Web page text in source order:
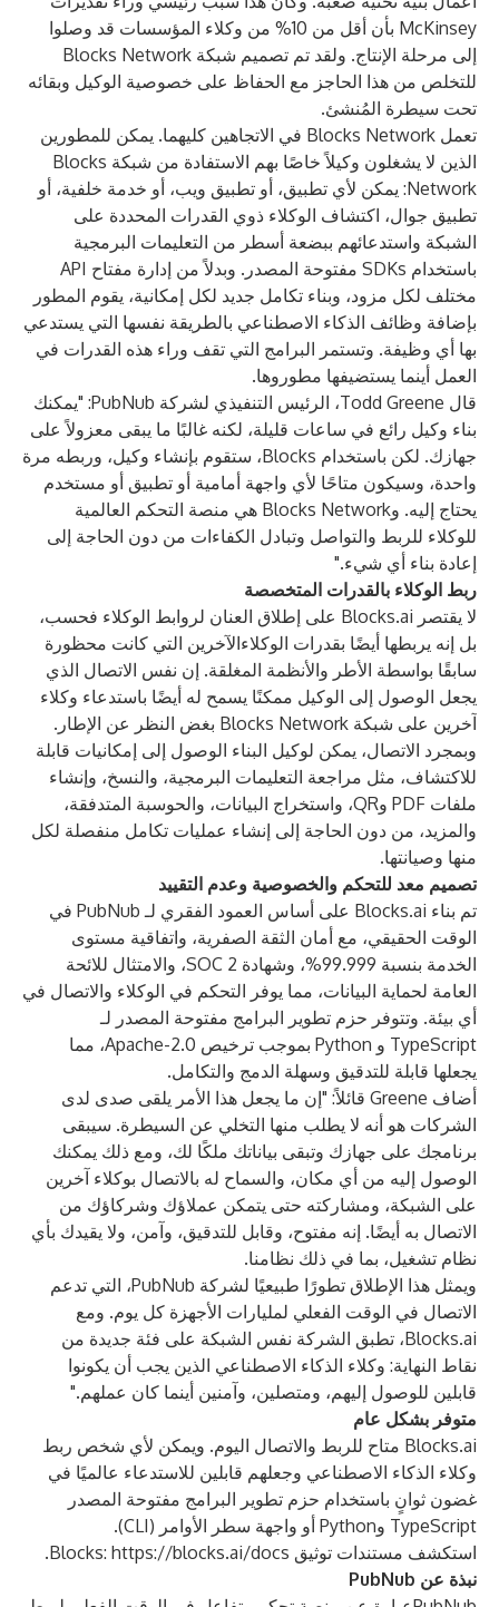
McKinsey بأن أقل من 10% من وكلاء المؤسسات قد وصلوا
إلى مرحلة الإنتاج. ولقد تم تصميم شبكة Blocks Network
للتخلص من هذا الحاجز مع الحفاظ على خصوصية الوكيل وبقائه
تحت سيطرة المُنشئ.
تعمل Blocks Network في الاتجاهين كليهما. يمكن للمطورين
الذين لا يشغلون وكيلاً خاصًا بهم الاستفادة من شبكة Blocks
Network: يمكن لأي تطبيق، أو تطبيق ويب، أو خدمة خلفية، أو
تطبيق جوال، اكتشاف الوكلاء ذوي القدرات المحددة على
الشبكة واستدعائهم ببضعة أسطر من التعليمات البرمجية
باستخدام SDKs مفتوحة المصدر. وبدلاً من إدارة مفتاح API
مختلف لكل مزود، وبناء تكامل جديد لكل إمكانية، يقوم المطور
بإضافة وظائف الذكاء الاصطناعي بالطريقة نفسها التي يستدعي
بها أي وظيفة. وتستمر البرامج التي تقف وراء هذه القدرات في
العمل أينما يستضيفها مطوروها.
قال Todd Greene، الرئيس التنفيذي لشركة PubNub: "يمكنك
بناء وكيل رائع في ساعات قليلة، لكنه غالبًا ما يبقى معزولاً على
جهازك. لكن باستخدام Blocks، ستقوم بإنشاء وكيل، وربطه مرة
واحدة، وسيكون متاحًا لأي واجهة أمامية أو تطبيق أو مستخدم
يحتاج إليه. وBlocks Network هي منصة التحكم العالمية
للوكلاء للربط والتواصل وتبادل الكفاءات من دون الحاجة إلى
إعادة بناء أي شيء."
ربط الوكلاء بالقدرات المتخصصة
لا يقتصر Blocks.ai على إطلاق العنان لروابط الوكلاء فحسب،
بل إنه يربطها أيضًا بقدرات الوكلاءالآخرين التي كانت محظورة
سابقًا بواسطة الأطر والأنظمة المغلقة. إن نفس الاتصال الذي
يجعل الوصول إلى الوكيل ممكنًا يسمح له أيضًا باستدعاء وكلاء
آخرين على شبكة Blocks Network بغض النظر عن الإطار.
وبمجرد الاتصال، يمكن لوكيل البناء الوصول إلى إمكانيات قابلة
للاكتشاف، مثل مراجعة التعليمات البرمجية، والنسخ، وإنشاء
ملفات PDF وQR، واستخراج البيانات، والحوسبة المتدفقة،
والمزيد، من دون الحاجة إلى إنشاء عمليات تكامل منفصلة لكل
منها وصيانتها.
تصميم معد للتحكم والخصوصية وعدم التقييد
تم بناء Blocks.ai على أساس العمود الفقري لـ
PubNub في
الوقت الحقيقي، مع أمان الثقة الصفرية، واتفاقية مستوى
الخدمة بنسبة 99.999%، وشهادة SOC 2، والامتثال للائحة
العامة لحماية البيانات، مما يوفر التحكم في الوكلاء والاتصال في
أي بيئة. وتتوفر حزم تطوير البرامج مفتوحة المصدر لـ
TypeScript و Python بموجب ترخيص Apache-2.0، مما
يجعلها قابلة للتدقيق وسهلة الدمج والتكامل.
أضاف Greene قائلاً: "إن ما يجعل هذا الأمر يلقى صدى لدى
الشركات هو أنه لا يطلب منها التخلي عن السيطرة. سيبقى
برنامجك على جهازك وتبقى بياناتك ملكًا لك، ومع ذلك يمكنك
الوصول إليه من أي مكان، والسماح له بالاتصال بوكلاء آخرين
على الشبكة، ومشاركته حتى يتمكن عملاؤك وشركاؤك من
الاتصال به أيضًا. إنه مفتوح، وقابل للتدقيق، وآمن، ولا يقيدك بأي
نظام تشغيل، بما في ذلك نظامنا.
ويمثل هذا الإطلاق تطورًا طبيعيًا لشركة PubNub، التي تدعم
الاتصال في الوقت الفعلي لمليارات الأجهزة كل يوم. ومع
Blocks.ai، تطبق الشركة نفس الشبكة على فئة جديدة من
نقاط النهاية: وكلاء الذكاء الاصطناعي الذين يجب أن يكونوا
قابلين للوصول إليهم، ومتصلين، وآمنين أينما كان عملهم."
متوفر بشكل عام
Blocks.ai متاح للربط والاتصال اليوم. ويمكن لأي شخص ربط
وكلاء الذكاء الاصطناعي وجعلهم قابلين للاستدعاء عالميًا في
غضون ثوانٍ باستخدام حزم تطوير البرامج مفتوحة المصدر
TypeScript وPython أو واجهة سطر الأوامر (CLI).
استكشف مستندات توثيق Blocks: https://blocks.ai/docs
.
نبذة عن PubNub